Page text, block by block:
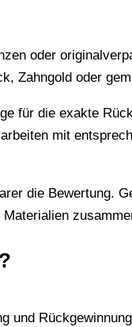
oder
Zahngold oder
für die exakte
mit
die Bewertung.
und